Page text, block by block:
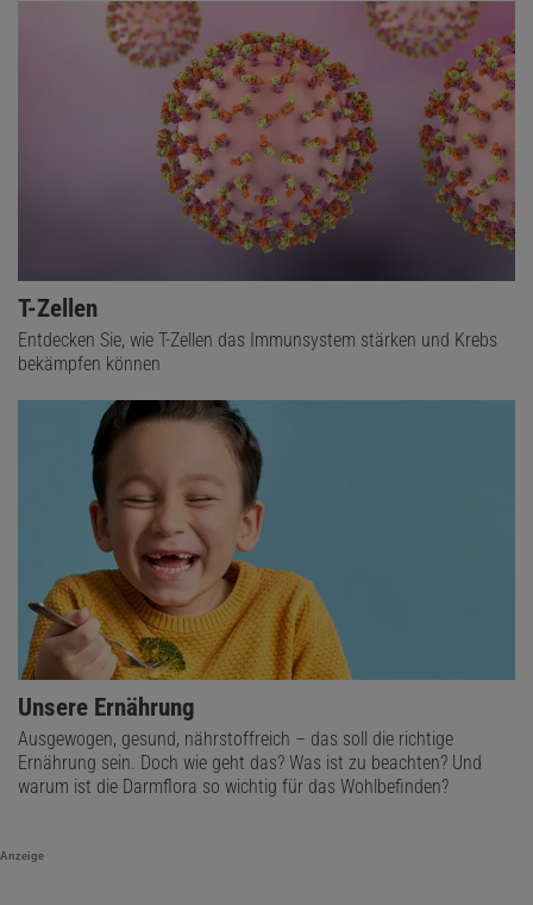
T-Zellen
Entdecken Sie, wie T-Zellen das Immunsystem stärken und Krebs
bekämpfen können
Unsere Ernährung
Ausgewogen, gesund, nährstoffreich – das soll die richtige
Ernährung sein. Doch wie geht das? Was ist zu beachten? Und
warum ist die Darmflora so wichtig für das Wohlbefinden?
Anzeige